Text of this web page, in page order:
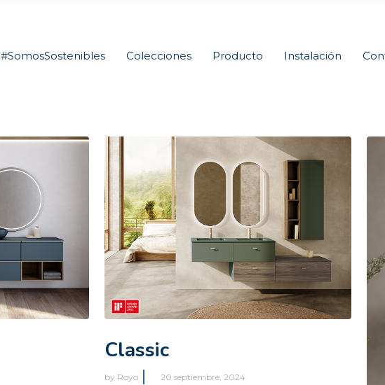
#SomosSostenibles Colecciones Producto Instalación
Classic
by Royo 20 septiembre, 2024